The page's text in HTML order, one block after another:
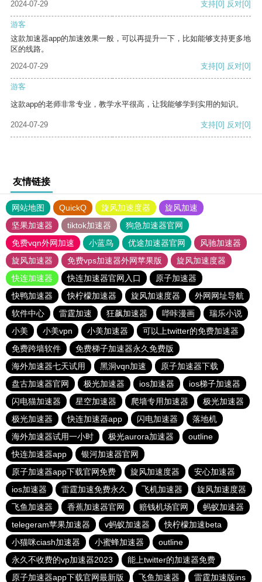
2024-07-29
支持[0] 反对[0]
游客
这款加速器app的加速效果一般，可以再提升一下，比如能够支持更多地
区的线路。
2024-07-29
支持[0] 反对[0]
游客
这款app的老师非常专业，教学水平很高，让我能够学到实用的知识。
2024-07-29 支持[0] 反对[0]
友情链接
网站地图 QuickQ 旋风加速度器
旋风加速
坚果加速器
tiktok加速器
狗急加速器官网
免费vqn外网加速
小蓝鸟 优途加速器官网
风驰加速器
旋风加速器
免费vps加速器外网苹果版
旋风加速度器
快连加速器
快连加速器官网入口
原子加速器
快鸭加速器
快柠檬加速器 旋风加速度器
外网网址导航
软件中心
雷霆加速 狂飙加速器 哔咔漫画
瑞乐小说
小美
小美vpn 小美加速器
可以上twitter的免费加速器
免费跨墙软件
免费梯子加速器永久免费版
海外加速器七天试用
黑洞vqn加速
原子加速器下载
盘古加速器官网
极光加速器 ios加速器
ios梯子加速器
闪电猫加速器
星空加速器 爬墙专用加速器
极光加速器
极光加速器
快连加速器app 闪电加速器
落地机
海外加速器试用一小时
极光aurora加速器
outline
快连加速器app
银河加速器官网
原子加速器app下载官网免费
旋风加速度器
安心加速器
ios加速器
雷霆加速免费永久 飞机加速器
旋风加速度器
飞鱼加速器
香蕉加速器官网 赔钱机场官网
蚂蚁加速器
telegeram苹果加速器
v蚂蚁加速器
快柠檬加速beta
小猫咪ciash加速器
小蜜蜂加速器
outline
永久不收费的vp加速器2023
能上twitter的加速器免费
原子加速器app下载官网最新版
飞鱼加速器 雷霆加速版ins